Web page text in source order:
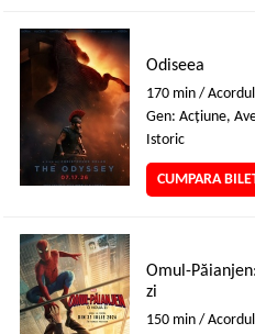
Odiseea
170 min /
Gen: Acţiune,
Istoric
CUMPARA
Omul-
zi
150 min /